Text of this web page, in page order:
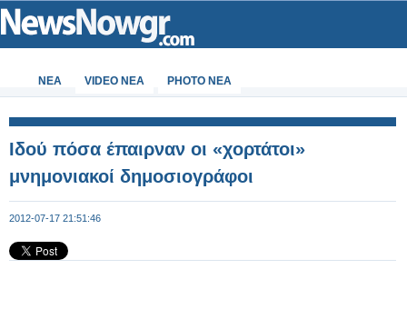
ΝΕΑ VIDEO NEA PHOTO NEA
Ιδού πόσα έπαιρναν οι «χορτάτοι»
μνημονιακοί δημοσιογράφοι
2012-07-17 21:51:46